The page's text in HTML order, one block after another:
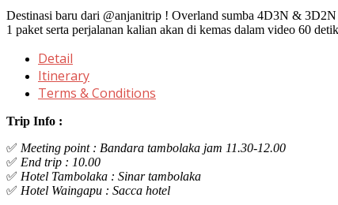
Destinasi baru dari @anjanitrip ! Overland sumba 4D3N &
1 paket serta perjalanan kalian akan di kemas dalam video 60
Detail
Itinerary
Terms & Conditions
Trip Info :
✅ Meeting point : Bandara tambolaka jam 11.30-12.00
✅ End trip : 10.00
✅ Hotel Tambolaka : Sinar tambolaka
✅ Hotel Waingapu : Sacca hotel